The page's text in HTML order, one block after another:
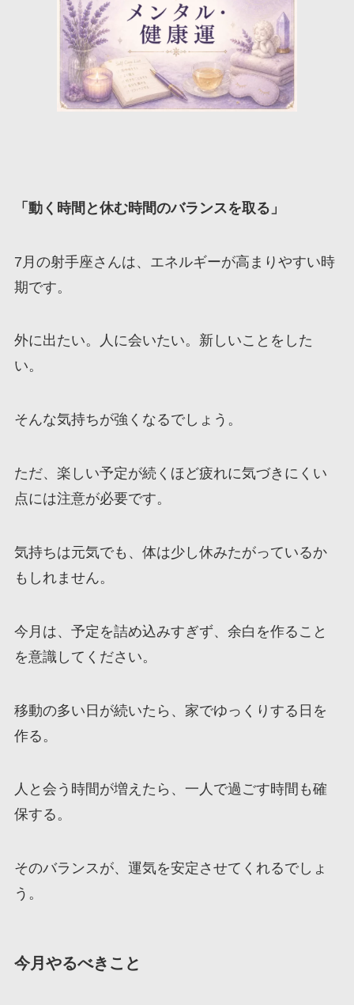
「動く時間と休む時間のバランスを取る」
7月の射手座さんは、エネルギーが高まりやすい時
期です。
外に出たい。人に会いたい。新しいことをした
い。
そんな気持ちが強くなるでしょう。
ただ、楽しい予定が続くほど疲れに気づきにくい
点には注意が必要です。
気持ちは元気でも、体は少し休みたがっているか
もしれません。
今月は、予定を詰め込みすぎず、余白を作ること
を意識してください。
移動の多い日が続いたら、家でゆっくりする日を
作る。
人と会う時間が増えたら、一人で過ごす時間も確
保する。
そのバランスが、運気を安定させてくれるでしょ
う。
今月やるべきこと